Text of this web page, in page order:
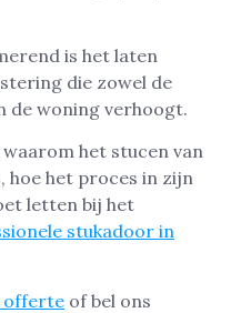
is het laten
die zowel de
de woning verhoogt.
het stucen van
hoe het proces in zijn
letten bij het
stukadoor in
offerte of bel ons